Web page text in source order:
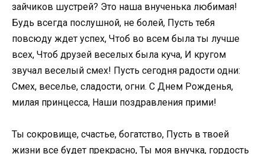
зайчиков шустрей? Это наша внученька любимая!
Будь всегда послушной, не болей, Пусть тебя
повсюду ждет успех, Чтоб во всем была ты лучше
всех, Чтоб друзей веселых была куча, И кругом
звучал веселый смех! Пусть сегодня радости одни:
Смех, веселье, сладости, огни. С Днем Рожденья,
милая принцесса, Наши поздравления прими!
Ты сокровище, счастье, богатство, Пусть в твоей
жизни все будет прекрасно, Ты моя внучка, гордость